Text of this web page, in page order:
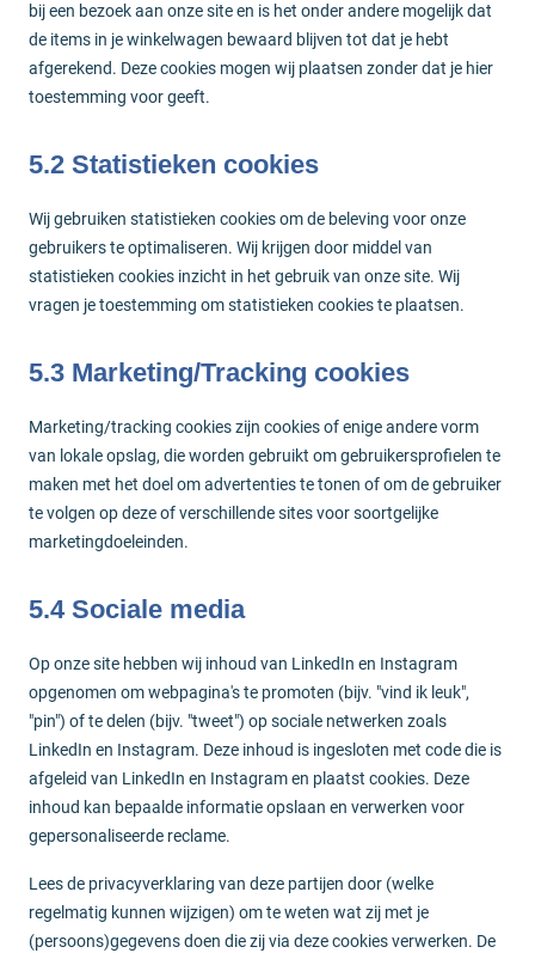
bij een bezoek aan onze site en is het onder andere mogelijk dat
de items in je winkelwagen bewaard blijven tot dat je hebt
afgerekend. Deze cookies mogen wij plaatsen zonder dat je hier
toestemming voor geeft.
5.2 Statistieken cookies
Wij gebruiken statistieken cookies om de beleving voor onze
gebruikers te optimaliseren. Wij krijgen door middel van
statistieken cookies inzicht in het gebruik van onze site. Wij
vragen je toestemming om statistieken cookies te plaatsen.
5.3 Marketing/Tracking cookies
Marketing/tracking cookies zijn cookies of enige andere vorm
van lokale opslag, die worden gebruikt om gebruikersprofielen te
maken met het doel om advertenties te tonen of om de gebruiker
te volgen op deze of verschillende sites voor soortgelijke
marketingdoeleinden.
5.4 Sociale media
Op onze site hebben wij inhoud van LinkedIn en Instagram
opgenomen om webpagina's te promoten (bijv. "vind ik leuk",
"pin") of te delen (bijv. "tweet") op sociale netwerken zoals
LinkedIn en Instagram. Deze inhoud is ingesloten met code die is
afgeleid van LinkedIn en Instagram en plaatst cookies. Deze
inhoud kan bepaalde informatie opslaan en verwerken voor
gepersonaliseerde reclame.
Lees de privacyverklaring van deze partijen door (welke
regelmatig kunnen wijzigen) om te weten wat zij met je
(persoons)gegevens doen die zij via deze cookies verwerken. De